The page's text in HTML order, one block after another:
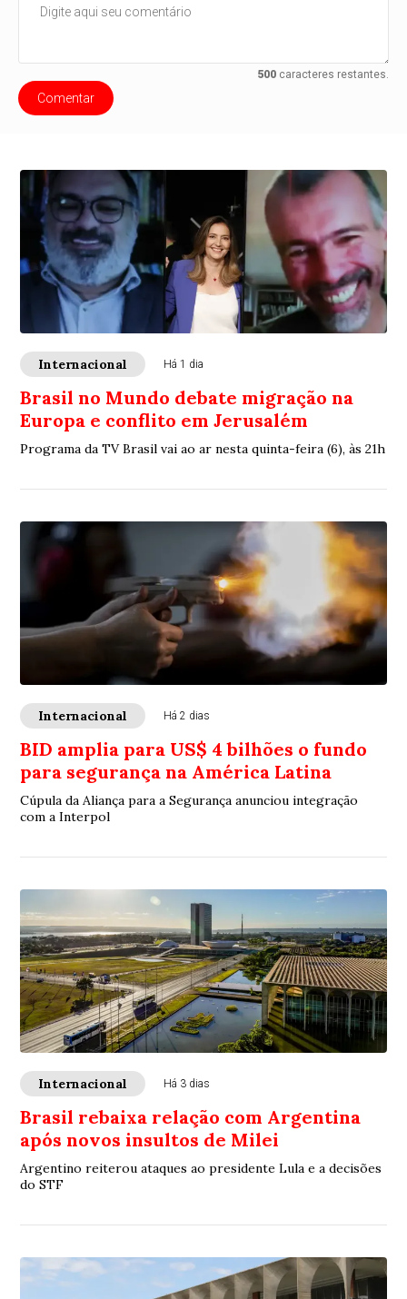
500caracteres restantes.
Comentar
Internacional Há 1 dia
Brasil no Mundo debate migração na
Europa e conflito em Jerusalém
Programa da TV Brasil vai ao ar nesta quinta-feira (6), às 21h
Internacional Há 2 dias
BID amplia para US$ 4 bilhões o fundo
para segurança na América Latina
Cúpula da Aliança para a Segurança anunciou integração
com a Interpol
Internacional Há 3 dias
Brasil rebaixa relação com Argentina
após novos insultos de Milei
Argentino reiterou ataques ao presidente Lula e a decisões
do STF